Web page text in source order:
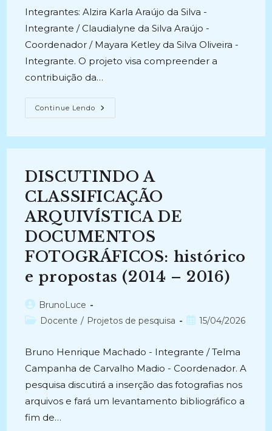
Integrantes: Alzira Karla Araújo da Silva -
Integrante / Claudialyne da Silva Araújo -
Coordenador / Mayara Ketley da Silva Oliveira -
Integrante. O projeto visa compreender a
contribuição da…
Continue Lendo MEMÓRIA
INSTITUCIONAL
NA
POLÍCIA
CIVIL
DA
PARAÍBA
(ACADEPOL/PB):
Investigação
Intencionalidade
Humanística
No
Processo
Formativo
Policial
(2025-
DISCUTINDO A
CLASSIFICAÇÃO
ARQUIVÍSTICA DE
DOCUMENTOS
FOTOGRÁFICOS: histórico
e propostas (2014 – 2016)
Autor
do
BrunoLuce
Categoria
Docente / Projetos de pesquisa
Post15/04/2026
Bruno Henrique Machado - Integrante / Telma
Campanha de Carvalho Madio - Coordenador. A
pesquisa discutirá a inserção das fotografias nos
arquivos e fará um levantamento bibliográfico a
fim de…